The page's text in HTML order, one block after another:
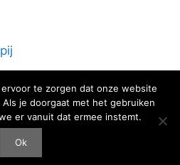
• Gebouwd met
te zorgen dat onze website
je doorgaat met het gebruiken
er vanuit dat ermee instemt.
Ok